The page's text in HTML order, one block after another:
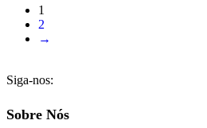
1
2
→
Siga-nos:
Sobre Nós